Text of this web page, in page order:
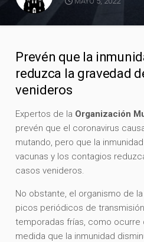
Prevén que la
reduzca la gravedad
venideros
Expertos de la Organización
prevén que el coronavirus
mutando, pero que la
vacunas y los contagios
casos venideros.
No obstante, el organismo de la
picos periódicos de
temporadas frías, como ocurre
medida que la inmunidad